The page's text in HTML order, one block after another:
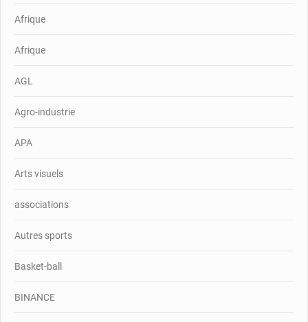
Afrique
Afrique
AGL
Agro-industrie
APA
Arts visuels
associations
Autres sports
Basket-ball
BINANCE